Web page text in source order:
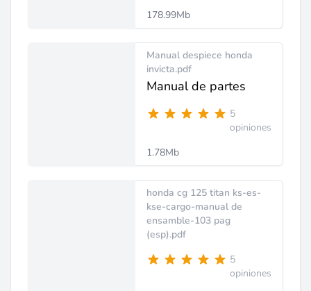
178.99Mb
Manual despiece honda
invicta.pdf
Manual de partes
5
opiniones
1.78Mb
honda cg 125 titan ks-es-
kse-cargo-manual de
ensamble-103 pag
(esp).pdf
5
opiniones